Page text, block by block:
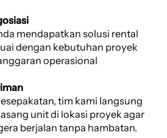
mendapatkan solusi rental
dengan kebutuhan proyek
operasional
tim kami langsung
unit di lokasi proyek agar
berjalan tanpa hambatan.